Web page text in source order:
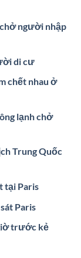
người nhập
di cư
chết nhau ở
lạnh chở
Trung Quốc
tại Paris
Paris
trước kẻ